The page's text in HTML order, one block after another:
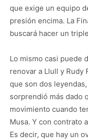
que exige un equipo
presión encima. La
buscará hacer un
Lo mismo casi puede
renovar a Llull y Rudy
que son dos
sorprendió más dado
movimiento cuando
Musa. Y con contrato
Es decir, que hay un